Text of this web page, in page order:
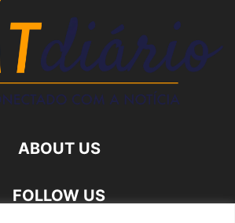
ABOUT US
FOLLOW US